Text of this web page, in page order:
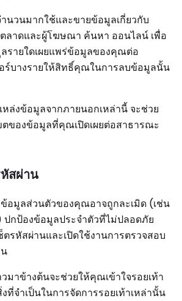
นวนมากใช้และขายข้อมูลเกี่ยวกับ
ลาดและผู้โฆษณา ค้นหา ออนไลน์ เพื่อ
รายใดเผยแพร่ข้อมูลของคุณต่อ
ร์บางรายให้สิทธิ์คุณในการลบข้อมูลนั้น
หล่งข้อมูลจากภายนอกเหล่านี้ จะช่วย
ของข้อมูลที่คุณเปิดเผยต่อสาธารณะ
สผ่าน
อมูลส่วนตัวของคุณอาจถูกละเมิด (เช่น
ปกป้องข้อมูลประจำตัวที่ไม่ปลอดภัย
รหัสผ่านและเปิดใช้งานการตรวจสอบ
มาข้างต้นจะช่วยให้คุณเข้าใจรอยเท้า
จำเป็นในการจัดการรอยเท้าเหล่านั้น